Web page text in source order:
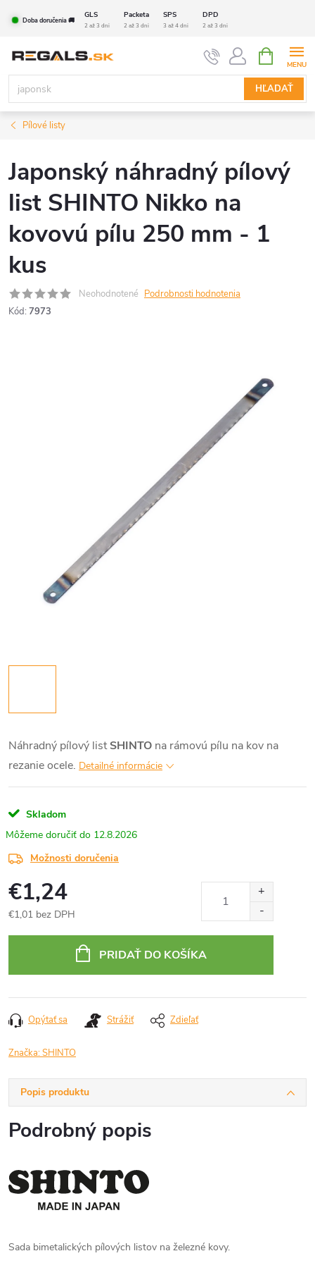
Doba doručenia 🚚
GLS Packeta SPS DPD
2 až 3 dni 2 až 3 dni 3 až 4 dni 2 až 3 dni
HĽADAŤ
KOŠÍK
Pílové listy
Japonský náhradný pílový
list SHINTO Nikko na
kovovú pílu 250 mm - 1
kus
Neohodnotené Podrobnosti hodnotenia
Kód: 7973
Náhradný pílový listSHINTO na rámovú pílu na kov na
rezanie ocele. Detailné informácie
Skladom
12.8.2026
Možnosti doručenia
€1,24
€1,01 bez DPH
PRIDAŤ DO KOŠÍKA
Opýtať sa Strážiť Zdieľať
Značka:SHINTO
Popis produktu
Podrobný popis
Sada bimetalických pílových listov na železné kovy.